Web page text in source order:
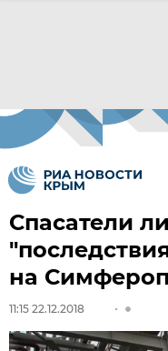
Спасатели
на
11:15 22.12.2018